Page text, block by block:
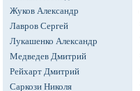
Жуков Александр
Лавров Сергей
Лукашенко Александр
Медведев Дмитрий
Рейхарт Дмитрий
Саркози Николя